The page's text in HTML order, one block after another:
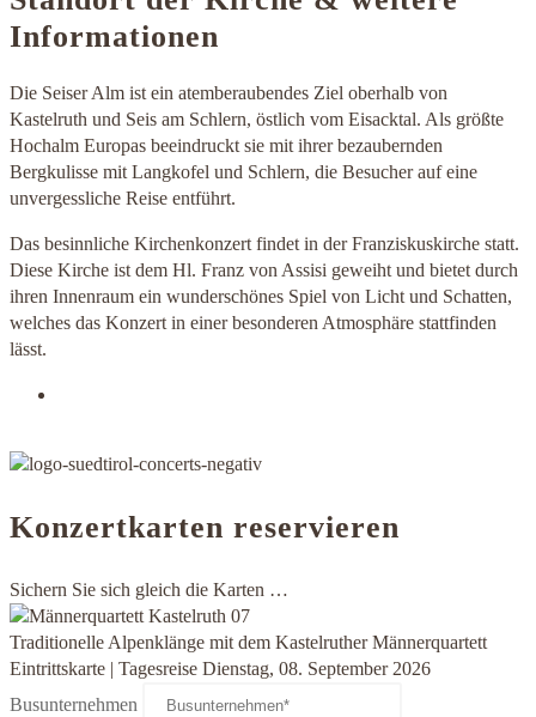
Informationen
Die Seiser Alm ist ein atemberaubendes Ziel oberhalb von
Kastelruth und Seis am Schlern, östlich vom Eisacktal. Als größte
Hochalm Europas beeindruckt sie mit ihrer bezaubernden
Bergkulisse mit Langkofel und Schlern, die Besucher auf eine
unvergessliche Reise entführt.
Das besinnliche Kirchenkonzert findet in der Franziskuskirche statt.
Diese Kirche ist dem Hl. Franz von Assisi geweiht und bietet durch
ihren Innenraum ein wunderschönes Spiel von Licht und Schatten,
welches das Konzert in einer besonderen Atmosphäre stattfinden
lässt.
Konzertkarten reservieren
Sichern Sie sich gleich die Karten …
Traditionelle Alpenklänge mit dem Kastelruther Männerquartett
Eintrittskarte | Tagesreise Dienstag, 08. September 2026
Busunternehmen